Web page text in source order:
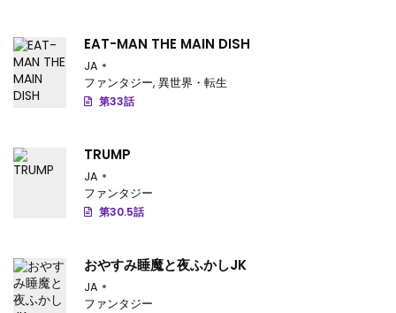
EAT-MAN THE MAIN DISH
JA
ファンタジー, 異世界・転生
第33話
TRUMP
JA
ファンタジー
第30.5話
おやすみ睡魔と夜ふかしJK
JA
ファンタジー